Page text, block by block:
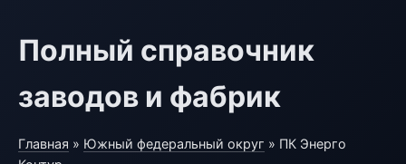
Полный справочник
заводов и фабрик
Главная » Южный федеральный округ » ПК Энерго